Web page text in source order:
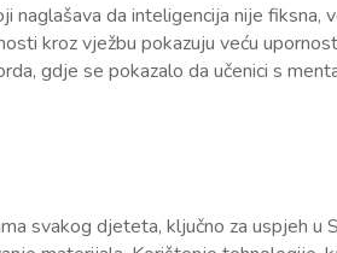
da inteligencija nije fiksna,
kroz vježbu pokazuju veću
gdje se pokazalo da učenici s
svakog djeteta, ključno za uspjeh u